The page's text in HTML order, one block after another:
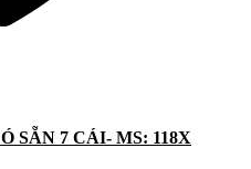
SẴN 7 CÁI- MS: 118X